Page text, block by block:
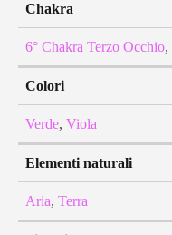
Chakra
6° Chakra Terzo Occhio,
Colori
Verde, Viola
Elementi naturali
Aria, Terra